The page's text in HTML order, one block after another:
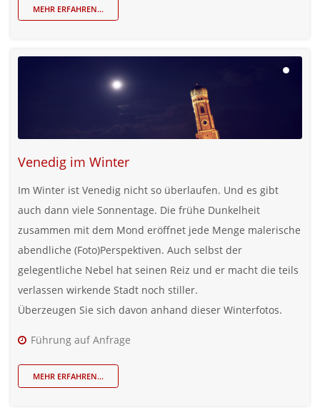
MEHR ERFAHREN...
Venedig im Winter
Im Winter ist Venedig nicht so überlaufen. Und es gibt
auch dann viele Sonnentage. Die frühe Dunkelheit
zusammen mit dem Mond eröffnet jede Menge malerische
abendliche (Foto)Perspektiven. Auch selbst der
gelegentliche Nebel hat seinen Reiz und er macht die teils
verlassen wirkende Stadt noch stiller.
Überzeugen Sie sich davon anhand dieser Winterfotos.
Führung auf Anfrage
MEHR ERFAHREN...